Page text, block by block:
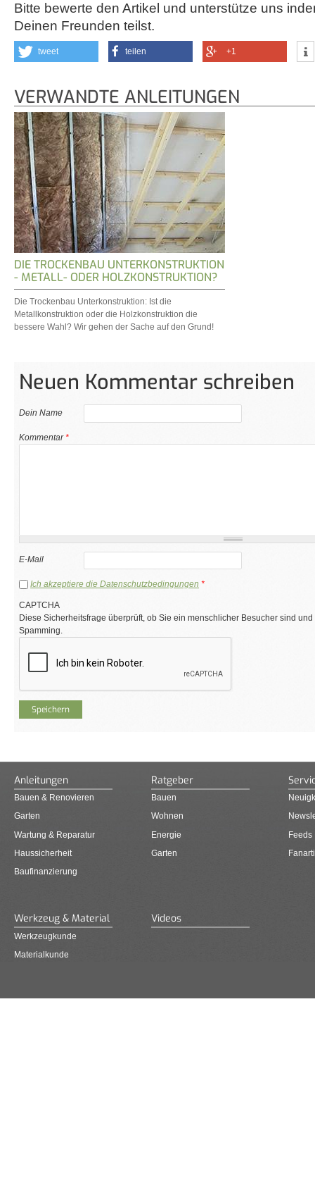
Bitte bewerte den Artikel und unterstütze uns
Deinen Freunden teilst.
tweet teilen +1
VERWANDTE ANLEITUNGEN
DIE TROCKENBAU UNTERKONSTRUKTION
- METALL- ODER HOLZKONSTRUKTION?
Die Trockenbau Unterkonstruktion: Ist die
Metallkonstruktion oder die Holzkonstruktion die
bessere Wahl? Wir gehen der Sache auf den Grund!
Neuen Kommentar schreiben
Dein Name
Kommentar*
E-Mail
Ich akzeptiere die Datenschutzbedingungen *
CAPTCHA
Diese Sicherheitsfrage überprüft, ob Sie ein menschlicher Besucher sind
Spamming.
Anleitungen
Bauen & Renovieren
Garten
Wartung & Reparatur
Haussicherheit
Baufinanzierung
Ratgeber
Bauen
Wohnen
Energie
Garten
Feeds
Werkzeug & Material
Werkzeugkunde
Materialkunde
Videos